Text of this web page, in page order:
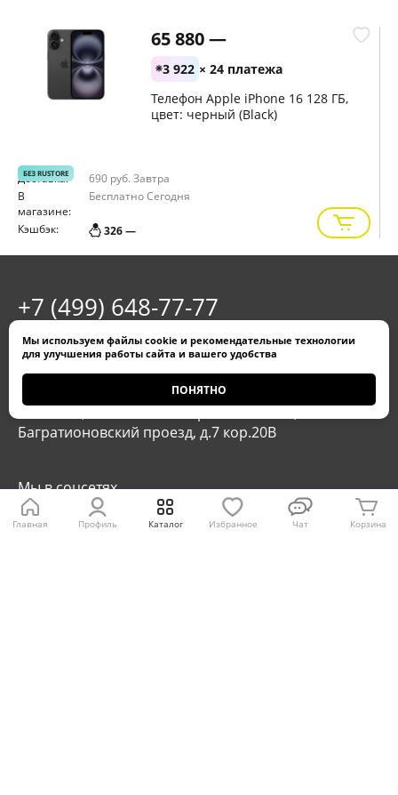
Главная Профиль Каталог Избранное Чат Корзина
БЕЗ RUSTORE
65 880 —
3 922 × 24 платежа
Телефон Apple iPhone 16 128 ГБ,
цвет: черный (Black)
Доставка: 690 руб. Завтра
В
магазине:
БесплатноСегодня
Кэшбэк: 326 —
+7 (499) 648-77-77
Обратный звонок
г. Москва, м. Молодежная, Рублевское шоссе, 101
г. Москва, м. Фили / м. Багратионовская,
Багратионовский проезд, д.7 кор.20В
Мы в соцсетях
Мы используем файлы cookie и рекомендательные технологии
для улучшения работы сайта и вашего удобства
ПОНЯТНО